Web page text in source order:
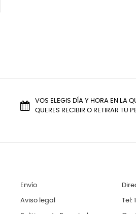
VOS ELEGIS DÍA Y HORA EN LA
QUERES RECIBIR O RETIRAR TU
Envío
Aviso legal Tel: